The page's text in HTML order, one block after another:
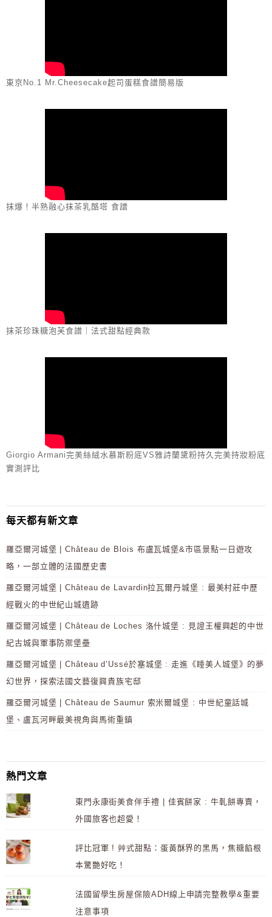
東京No.1 Mr.Cheesecake起司蛋糕食譜簡易版
抹爆！半熟融心抹茶乳酪塔 食譜
抹茶珍珠糖泡芙食譜｜法式甜點經典款
Giorgio Armani完美絲絨水慕斯粉底VS雅詩蘭黛粉持久完美持妝粉底
實測評比
每天都有新文章
羅亞爾河城堡 | Château de Blois 布盧瓦城堡&市區景點一日遊攻
略，一部立體的法國歷史書
羅亞爾河城堡 | Château de Lavardin拉瓦爾丹城堡 : 最美村莊中歷
經戰火的中世紀山城遺跡
羅亞爾河城堡 | Château de Loches 洛什城堡 : 見證王權興起的中世
紀古城與軍事防禦堡壘
羅亞爾河城堡 | Château d’Ussé於塞城堡 : 走進《睡美人城堡》的夢
幻世界，探索法國文藝復興貴族宅邸
羅亞爾河城堡 | Château de Saumur 索米爾城堡 : 中世紀童話城
堡、盧瓦河畔最美視角與馬術重鎮
熱門文章
東門永康街美食伴手禮 | 佳賓餅家 : 牛軋餅專賣，
外國旅客也超愛！
評比冠軍 ! 艸式甜點：蛋黃酥界的黑馬，焦糖餡根
本驚艷好吃！
法國留學生房屋保險ADH線上申請完整教學&重要
注意事項